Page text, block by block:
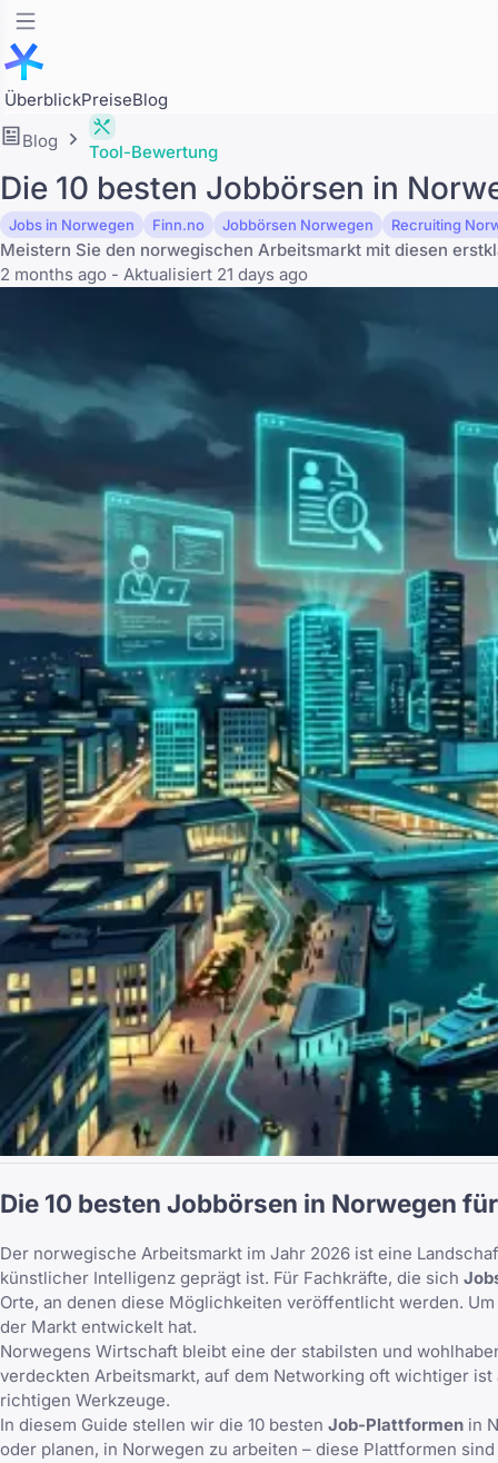
ÜberblickPreiseBlog
Blog
Tool-Bewertung
Die 10 besten Jobbörsen in
Jobs in Norwegen Finn.no Jobbörsen Norwegen Recruiting
Meistern Sie den norwegischen Arbeitsmarkt mit diesen
2 months ago - Aktualisiert 21 days ago
Die 10 besten Jobbörsen in Norwegen
Der norwegische Arbeitsmarkt im Jahr 2026 ist eine
künstlicher Intelligenz geprägt ist. Für Fachkräfte, die sich
Orte, an denen diese Möglichkeiten veröffentlicht werden.
der Markt entwickelt hat.
Norwegens Wirtschaft bleibt eine der stabilsten und
verdeckten Arbeitsmarkt, auf dem Networking oft wichtiger
richtigen Werkzeuge.
In diesem Guide stellen wir die 10 besten Job-Plattformen in
oder planen, in Norwegen zu arbeiten – diese Plattformen